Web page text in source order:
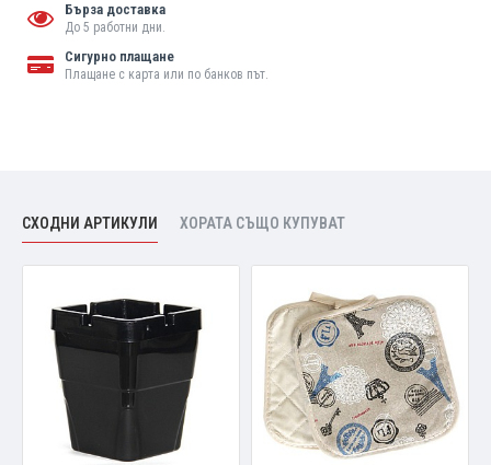
Бърза доставка
До 5 работни дни.
Сигурно плащане
Плащане с карта или по банков път.
СХОДНИ АРТИКУЛИ ХОРАТА СЪЩО КУПУВАТ